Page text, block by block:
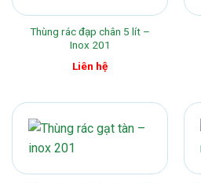
Thùng rác đạp chân 5 lít –
Inox 201
Liên hệ